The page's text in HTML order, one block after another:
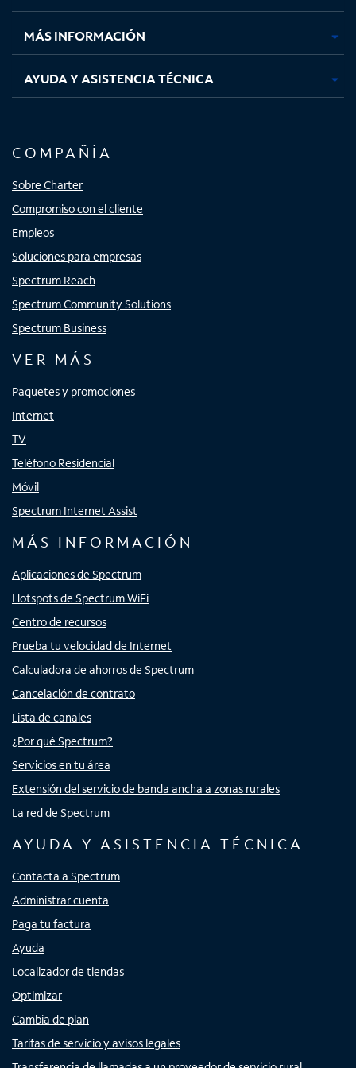
nuevanuevanuevanueva
MÁS INFORMACIÓN
AYUDA Y ASISTENCIA TÉCNICA
COMPAÑÍA
Sobre Charter
Compromiso con el cliente
Empleos
Soluciones para empresas
Spectrum Reach
Spectrum Community Solutions
Spectrum Business
VER MÁS
Paquetes y promociones
Internet
TV
Teléfono Residencial
Móvil
Spectrum Internet Assist
MÁS INFORMACIÓN
Aplicaciones de Spectrum
Hotspots de Spectrum WiFi
Centro de recursos
Prueba tu velocidad de Internet
Calculadora de ahorros de Spectrum
Cancelación de contrato
Lista de canales
¿Por qué Spectrum?
Servicios en tu área
Extensión del servicio de banda ancha a zonas rurales
La red de Spectrum
AYUDA Y ASISTENCIA TÉCNICA
Contacta a Spectrum
Administrar cuenta
Paga tu factura
Ayuda
Localizador de tiendas
Optimizar
Cambia de plan
Tarifas de servicio y avisos legales